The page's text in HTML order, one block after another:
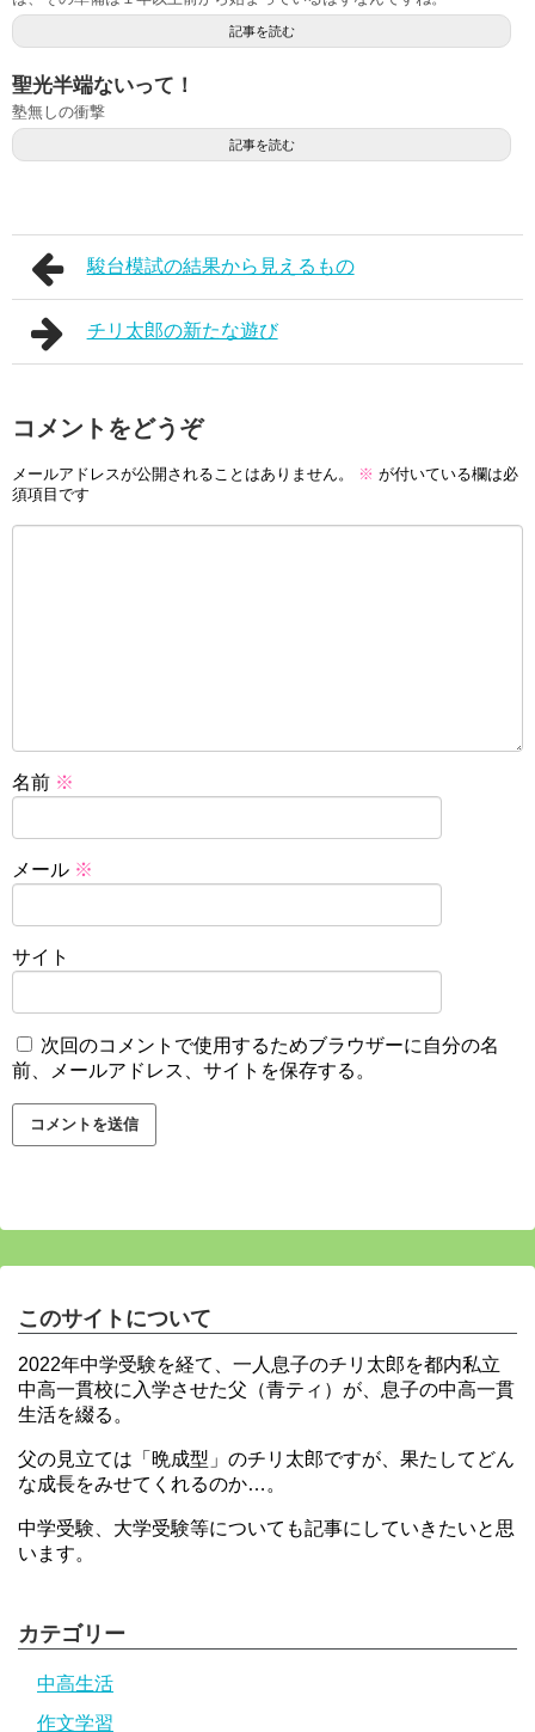
記事を読む
聖光半端ないって！
塾無しの衝撃
記事を読む
駿台模試の結果から見えるもの
チリ太郎の新たな遊び
コメントをどうぞ
メールアドレスが公開されることはありません。 ※ が付いている欄は必
須項目です
名前 ※
メール ※
サイト
次回のコメントで使用するためブラウザーに自分の名
前、メールアドレス、サイトを保存する。
このサイトについて
2022年中学受験を経て、一人息子のチリ太郎を都内私立
中高一貫校に入学させた父（青ティ）が、息子の中高一貫
生活を綴る。
父の見立ては「晩成型」のチリ太郎ですが、果たしてどん
な成長をみせてくれるのか…。
中学受験、大学受験等についても記事にしていきたいと思
います。
カテゴリー
中高生活
作文学習